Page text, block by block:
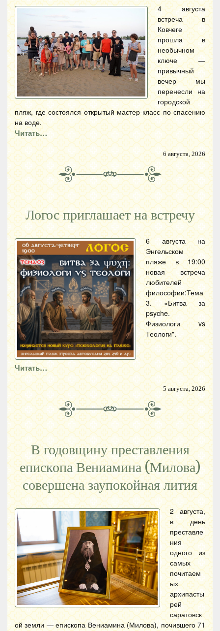
4 августа
встреча в
Ковчеге
прошла в
необычном
ключе —
привычный
вечер мы
перенесли на
городской
пляж, где состоялся открытый мастер-класс по спасению
на воде.
Читать…
6 августа, 2026
Логос приглашает на встречу
6 августа на
Энгельском
пляже в 19:00
новая встреча
любителей
философии:Тема
3. «Битва за
psyche.
Физиологи vs
Теологи".
Читать…
5 августа, 2026
В годовщину преставления
епископа Вениамина (Милова)
совершена заупокойная лития
2 августа,
в день
преставле
ния
одного из
самых
почитаем
ых
архипасты
рей
саратовск
ой земли — епископа Вениамина (Милова), почившего 71